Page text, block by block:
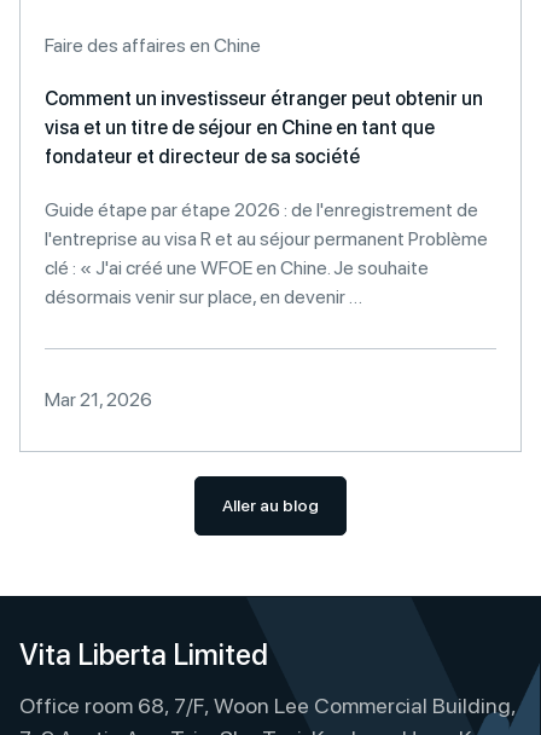
Faire des affaires en Chine
Comment un investisseur étranger peut obtenir un
visa et un titre de séjour en Chine en tant que
fondateur et directeur de sa société
Guide étape par étape 2026 : de l'enregistrement de
l'entreprise au visa R et au séjour permanent Problème
clé : « J'ai créé une WFOE en Chine. Je souhaite
désormais venir sur place, en devenir …
Mar 21, 2026
Aller au blog
Vita Liberta Limited
Office room 68, 7/F, Woon Lee Commercial Building,